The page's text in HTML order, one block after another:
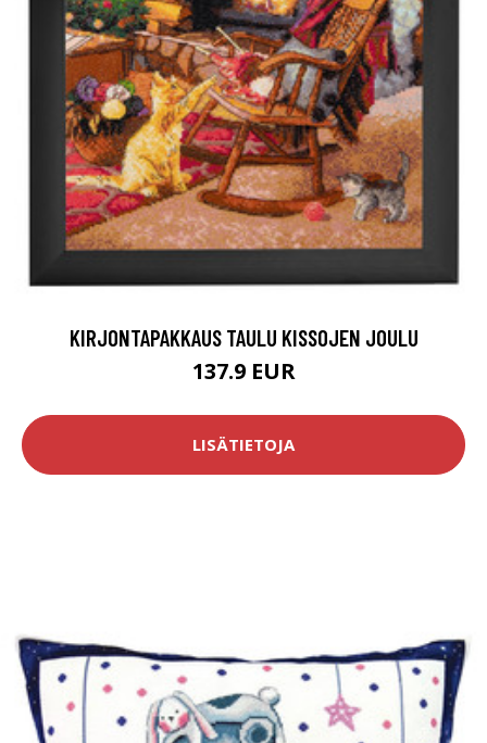
KIRJONTAPAKKAUS TAULU KISSOJEN JOULU
137.9 EUR
LISÄTIETOJA